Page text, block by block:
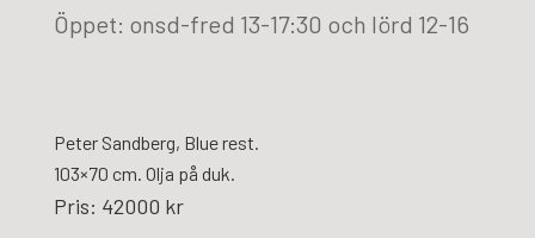
Öppet: onsd-fred 13-17:30 och lörd 12-16
Peter Sandberg, Blue rest.
103×70 cm. Olja på duk.
Pris: 42000 kr